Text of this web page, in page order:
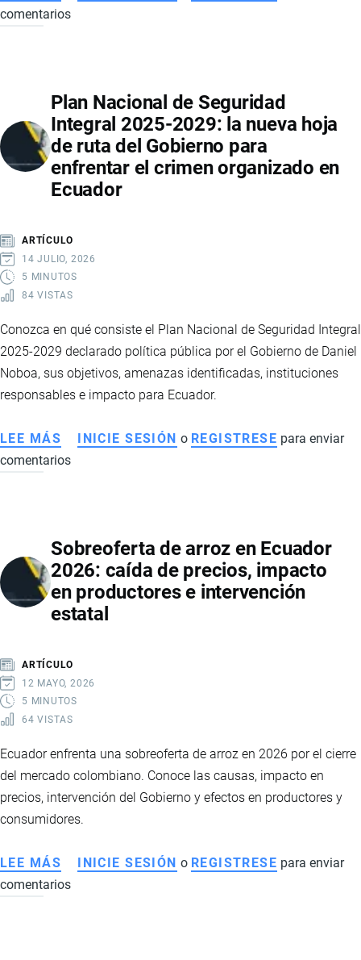
REFORMA
ECUADOR:
IMPLICACIONES
ECONÓMICAS,
EMPLEO
Y
comentarios
Plan Nacional de Seguridad
Integral 2025-2029: la nueva hoja
de ruta del Gobierno para
enfrentar el crimen organizado en
Ecuador
ARTÍCULO
14 JULIO, 2026
5 MINUTOS
84 VISTAS
Conozca en qué consiste el Plan Nacional de Seguridad Integral
2025-2029 declarado política pública por el Gobierno de Daniel
Noboa, sus objetivos, amenazas identificadas, instituciones
responsables e impacto para Ecuador.
LEE MÁS SOBRE
PLAN
INTEGRAL
2025-
2029:
LA
DE
RUTA
DEL
EN
INICIE SESIÓN o REGISTRESE para enviar
comentarios
Sobreoferta de arroz en Ecuador
2026: caída de precios, impacto
en productores e intervención
estatal
ARTÍCULO
12 MAYO, 2026
5 MINUTOS
64 VISTAS
Ecuador enfrenta una sobreoferta de arroz en 2026 por el cierre
del mercado colombiano. Conoce las causas, impacto en
precios, intervención del Gobierno y efectos en productores y
consumidores.
LEE MÁS SOBRE
SOBREOFERTA
INICIE SESIÓN o REGISTRESE para enviar
comentarios